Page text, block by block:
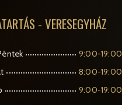
- VERESEGYHÁZ
9:00-19:00
8:00-19:00
9:00-19:00